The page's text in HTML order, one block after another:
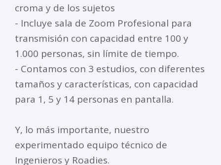
croma y de los sujetos
- Incluye sala de Zoom Profesional para
transmisión con capacidad entre 100 y
1.000 personas, sin límite de tiempo.
- Contamos con 3 estudios, con diferentes
tamaños y características, con capacidad
para 1, 5 y 14 personas en pantalla.
Y, lo más importante, nuestro
experimentado equipo técnico de
Ingenieros y Roadies.